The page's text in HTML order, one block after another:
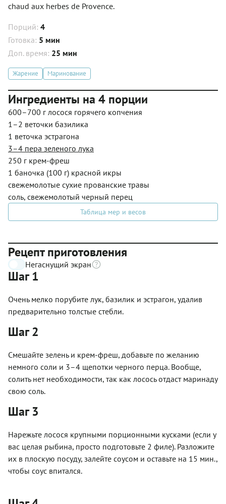
chaud aux herbes de Provence.
Порций: 4
Готовка: 5 мин
Доп. время: 25 мин
Жарение Маринование
Ингредиенты на 4 порции
600–700 г лосося горячего копчения
1–2 веточки базилика
1 веточка эстрагона
3–4 пера зеленого лука
250 г крем-фреш
1 баночка (100 г) красной икры
свежемолотые сухие прованские травы
соль, свежемолотый черный перец
Таблица мер и весов
Рецепт приготовления
Негаснущий экран
Шаг 1
Очень мелко порубите лук, базилик и эстрагон, удалив
предварительно толстые стебли.
Шаг 2
Смешайте зелень и крем-фреш, добавьте по желанию
немного соли и 3–4 щепотки черного перца. Вообще,
солить нет необходимости, так как лосось отдаст маринаду
свою соль.
Шаг 3
Нарежьте лосося крупными порционными кусками (если у
вас целая рыбина, просто подготовьте 2 филе). Разложите
их в плоскую посуду, залейте соусом и оставьте на 15 мин.,
чтобы соус впитался.